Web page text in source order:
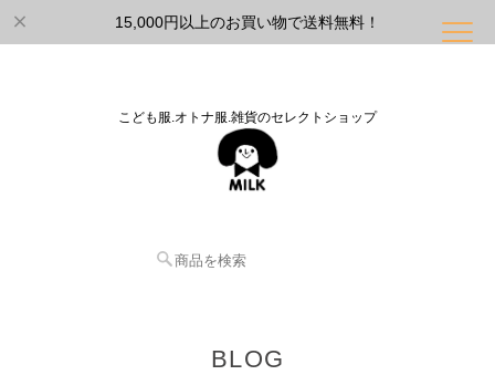
15,000円以上のお買い物で送料無料！
こども服.オトナ服.雑貨のセレクトショップ
BLOG